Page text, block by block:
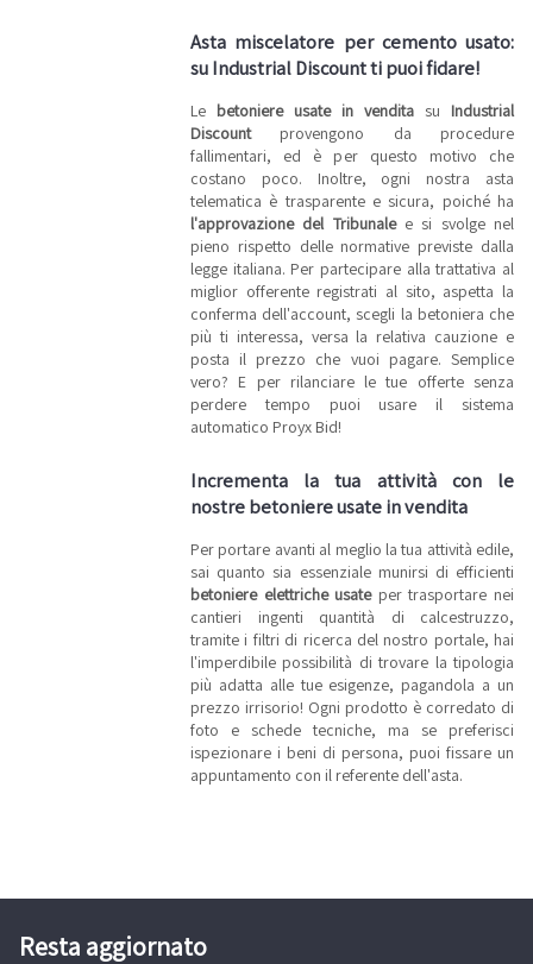
Asta miscelatore per cemento usato:
su Industrial Discount ti puoi fidare!
Le betoniere usate in vendita su Industrial
Discountprovengono da procedure
fallimentari, ed è per questo motivo che
costano poco. Inoltre, ogni nostra asta
telematica è trasparente e sicura, poiché ha
l'approvazione del Tribunalee si svolge nel
pieno rispetto delle normative previste dalla
legge italiana. Per partecipare alla trattativa al
miglior offerente registrati al sito, aspetta la
conferma dell'account, scegli la betoniera che
più ti interessa, versa la relativa cauzione e
posta il prezzo che vuoi pagare. Semplice
vero? E per rilanciare le tue offerte senza
perdere tempo puoi usare il sistema
automatico Proyx Bid!
Incrementa la tua attività con le
nostre betoniere usate in vendita
Per portare avanti al meglio la tua attività edile,
sai quanto sia essenziale munirsi di efficienti
betoniere elettriche usateper trasportare nei
cantieri ingenti quantità di calcestruzzo,
tramite i filtri di ricerca del nostro portale, hai
l'imperdibile possibilità di trovare la tipologia
più adatta alle tue esigenze, pagandola a un
prezzo irrisorio! Ogni prodotto è corredato di
foto e schede tecniche, ma se preferisci
ispezionare i beni di persona, puoi fissare un
appuntamento con il referente dell'asta.
Resta aggiornato